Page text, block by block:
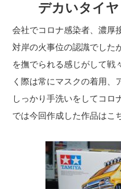
デカいタイ
会社でコロナ感染者、濃厚
対岸の火事位の認識でした
を撫でられる感じがして戦
く際は常にマスクの着用、
しっかり手洗いをしてコロ
では今回作成した作品はこ